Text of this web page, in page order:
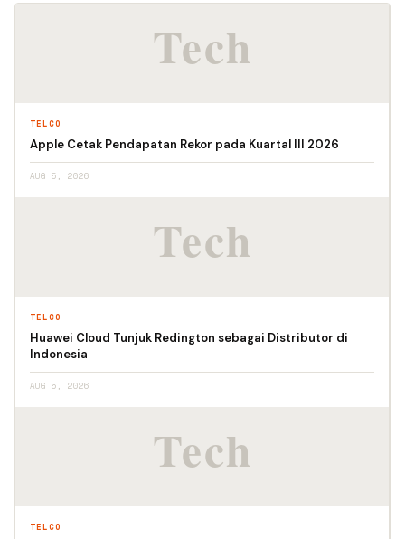
TELCO
Apple Cetak Pendapatan Rekor pada Kuartal III 2026
AUG 5, 2026
TELCO
Huawei Cloud Tunjuk Redington sebagai Distributor di
Indonesia
AUG 5, 2026
TELCO